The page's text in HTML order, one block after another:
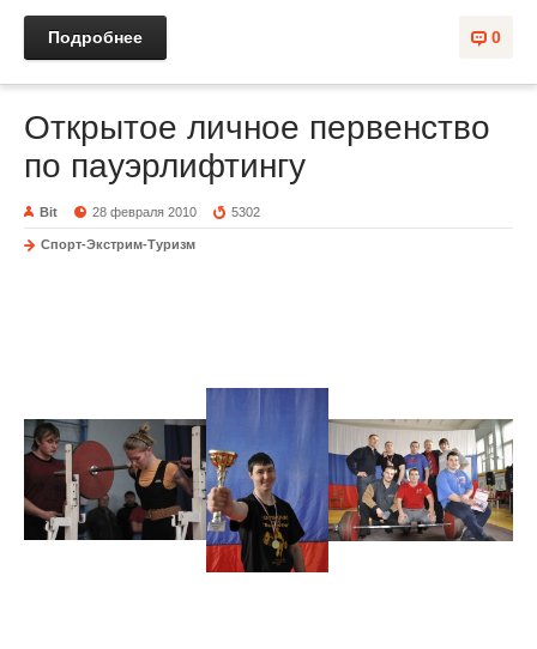
0
Подробнее
Открытое личное первенство
по пауэрлифтингу
Bit 28 февраля 2010 5302
Спорт-Экстрим-Туризм